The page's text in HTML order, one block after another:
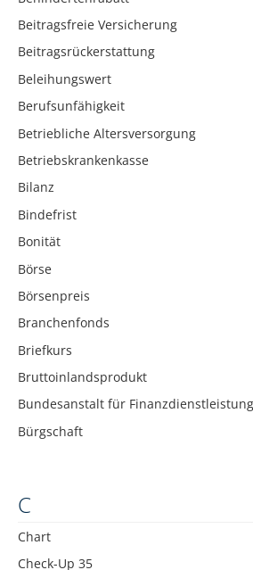
Beitragsfreie Versicherung
Beitragsrückerstattung
Beleihungswert
Berufsunfähigkeit
Betriebliche Altersversorgung
Betriebskrankenkasse
Bilanz
Bindefrist
Bonität
Börse
Börsenpreis
Branchenfonds
Briefkurs
Bruttoinlandsprodukt
Bundesanstalt für
Bürgschaft
C
Chart
Check-Up 35